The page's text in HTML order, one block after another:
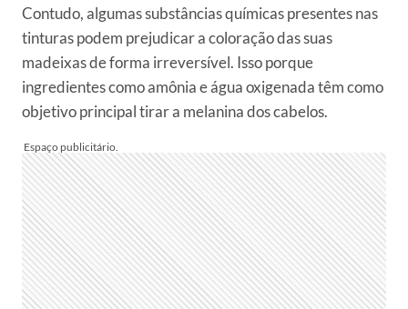
Contudo, algumas substâncias químicas presentes nas
tinturas podem prejudicar a coloração das suas
madeixas de forma irreversível. Isso porque
ingredientes como amônia e água oxigenada têm como
objetivo principal tirar a melanina dos cabelos.